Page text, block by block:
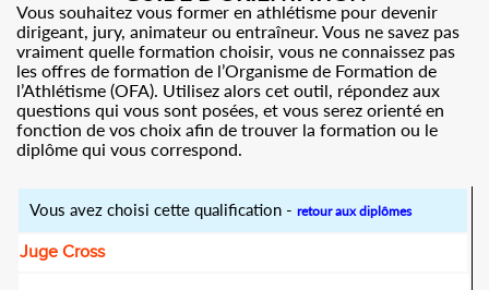
Vous souhaitez vous former en athlétisme pour devenir
dirigeant, jury, animateur ou entraîneur. Vous ne savez pas
vraiment quelle formation choisir, vous ne connaissez pas
les offres de formation de l’Organisme de Formation de
l’Athlétisme (OFA). Utilisez alors cet outil, répondez aux
questions qui vous sont posées, et vous serez orienté en
fonction de vos choix afin de trouver la formation ou le
diplôme qui vous correspond.
Vous avez choisi cette qualification - retour aux diplômes
Juge Cross